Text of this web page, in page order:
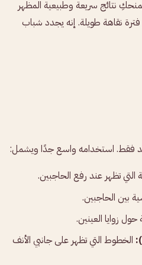
نتائج سريعة وطبيعية المظهر
نقاهة طويلة. إنه يجدد شباب
فقط. استخدامه واسع جدًا ويشمل:
التي تظهر عند رفع الحاجبين.
بين الحاجبين.
حول زوايا العينين.
الخطوط التي تظهر على جانبي الأنف